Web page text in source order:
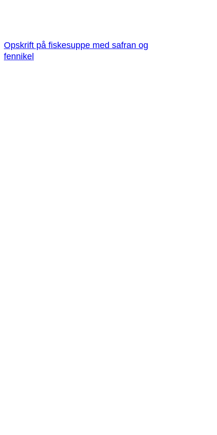
Opskrift på fiskesuppe med safran og
fennikel